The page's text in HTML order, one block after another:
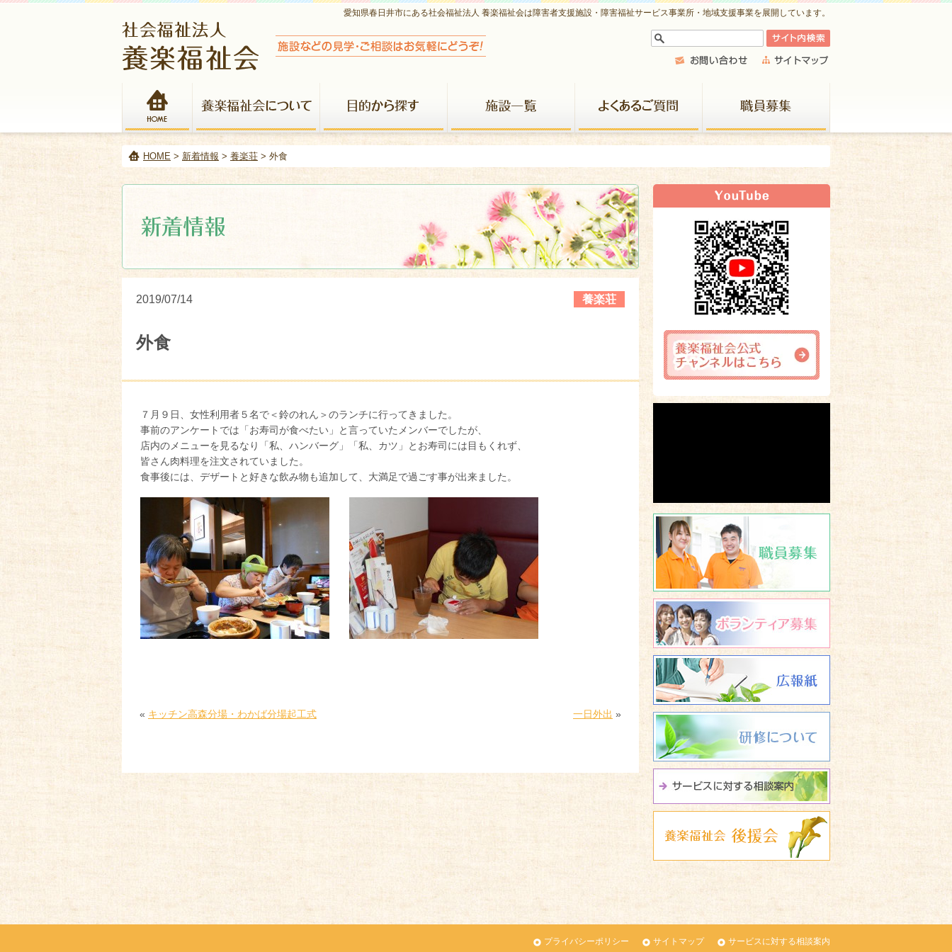
愛知県春日井市にある社会福祉法人 養楽福祉会は障害者支援施設・障害福祉サービス事業所・地域支援事業を展開しています。
HOME > 新着情報 > 養楽荘 > 外食
新着情報
2019/07/14 養楽荘
外食
７月９日、女性利用者５名で＜鈴のれん＞のランチに行ってきました。
事前のアンケートでは「お寿司が食べたい」と言っていたメンバーでしたが、
店内のメニューを見るなり「私、ハンバーグ」「私、カツ」とお寿司には目もくれず、
皆さん肉料理を注文されていました。
食事後には、デザートと好きな飲み物も追加して、大満足で過ごす事が出来ました。
« キッチン高森分場・わかば分場起工式 一日外出 »
ボランティア募集
サービスに関する相談
養楽福祉会 後援会
プライバシーポリシー サイトマップ サービスに対する相談案内